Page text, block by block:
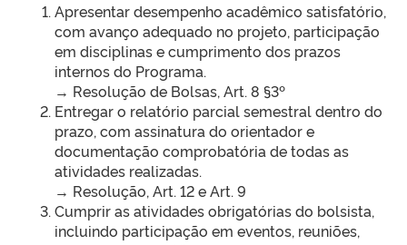
Apresentar desempenho acadêmico satisfatório,
com avanço adequado no projeto, participação
em disciplinas e cumprimento dos prazos
internos do Programa.
→ Resolução de Bolsas, Art. 8 §3º
Entregar o relatório parcial semestral dentro do
prazo, com assinatura do orientador e
documentação comprobatória de todas as
atividades realizadas.
→ Resolução, Art. 12 e Art. 9
Cumprir as atividades obrigatórias do bolsista,
incluindo participação em eventos, reuniões,